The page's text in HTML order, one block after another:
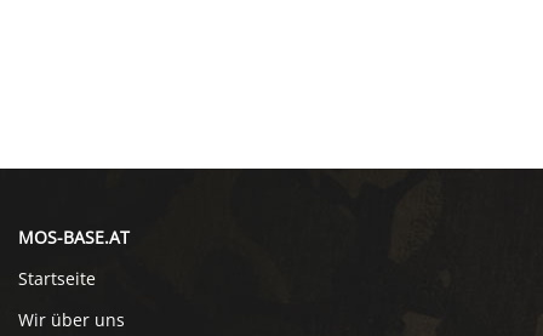
MOS-BASE.AT
Startseite
Wir über uns